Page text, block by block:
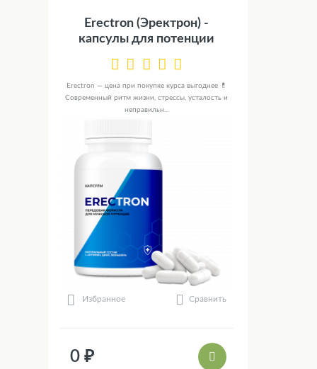
Erectron (Эректрон) -
капсулы для потенции
Erectron — цена при покупке курса выгоднее 💊
Современный ритм жизни, стрессы, усталость и
неправильн...
Избранное Сравнить
0 ₽